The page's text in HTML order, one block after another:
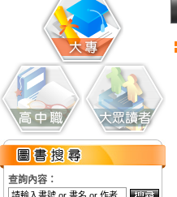
查詢內容：